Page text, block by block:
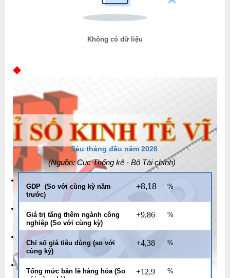
Không có dữ liệu
Sáu tháng đầu năm 2026
(Nguồn: Cục Thống kê - Bộ Tài chính)
GDP (So với cùng kỳ năm
trước)
+8,18 %
Giá trị tăng thêm ngành công
nghiệp (So với cùng kỳ)
+9,86 %
Chỉ số giá tiêu dùng (so với
cùng kỳ)
+4,38 %
Tổng mức bản lẻ hàng hóa (So
+12,9 %